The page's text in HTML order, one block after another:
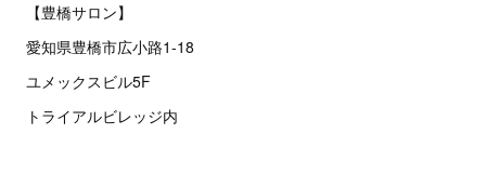
【豊橋サロン】
愛知県豊橋市広小路1-18
ユメックスビル5F
トライアルビレッジ内